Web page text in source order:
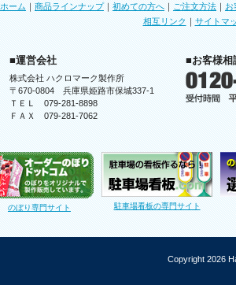
ホーム ｜ 商品ラインナップ｜ 初めての方へ ｜ ご注文方法 ｜ お
相互リンク ｜ サイトマ
■運営会社
株式会社 ハクロマーク製作所
〒670-0804 兵庫県姫路市保城337-1
ＴＥＬ 079-281-8898
ＦＡＸ 079-281-7062
■お客様相
のぼり専門サイト 駐車場看板の専門サイト
Copyright 2026